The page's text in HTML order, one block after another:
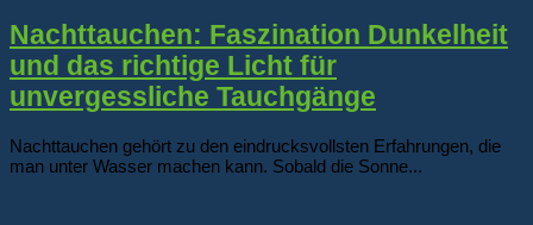
Nachttauchen: Faszination Dunkelheit
und das richtige Licht für
unvergessliche Tauchgänge
Nachttauchen gehört zu den eindrucksvollsten Erfahrungen, die
man unter Wasser machen kann. Sobald die Sonne...